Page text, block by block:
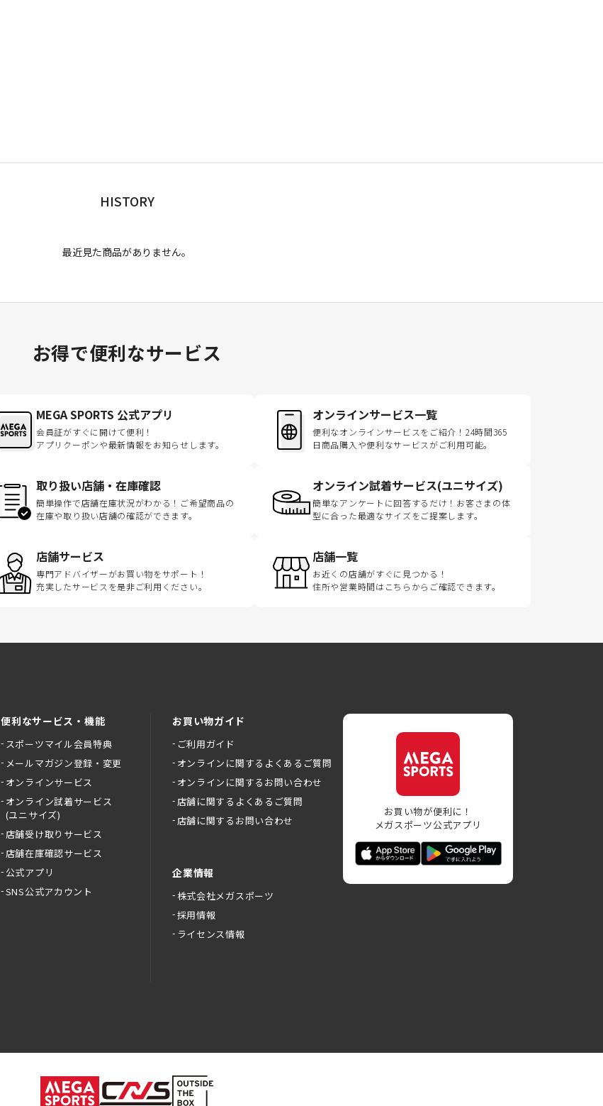
HISTORY
最近見た商品がありません。
お得で便利なサービス
MEGA SPORTS 公式アプリ
会員証がすぐに開けて便利！
アプリクーポンや最新情報をお知らせします。
オンラインサービス一覧
便利なオンラインサービスをご紹介！24時間365
日商品購入や便利なサービスがご利用可能。
取り扱い店舗・在庫確認
簡単操作で店舗在庫状況がわかる！ご希望商品の
在庫や取り扱い店舗の確認ができます。
オンライン試着サービス(ユニサイズ)
簡単なアンケートに回答するだけ！お客さまの体
型に合った最適なサイズをご提案します。
店舗サービス
専門アドバイザーがお買い物をサポート！
充実したサービスを是非ご利用ください。
店舗一覧
お近くの店舗がすぐに見つかる！
住所や営業時間はこちらからご確認できます。
便利なサービス・機能
スポーツマイル会員特典
メールマガジン登録・変更
オンラインサービス
オンライン試着サービス
(ユニサイズ)
店舗受け取りサービス
店舗在庫確認サービス
公式アプリ
SNS公式アカウント
お買い物ガイド
ご利用ガイド
オンラインに関するよくあるご質問
オンラインに関するお問い合わせ
店舗に関するよくあるご質問
店舗に関するお問い合わせ
企業情報
株式会社メガスポーツ
採用情報
ライセンス情報
お買い物が便利に！
メガスポーツ公式アプリ